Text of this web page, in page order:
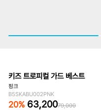
키즈 트로피컬 가드 베스트
핑크
B5SKABU002PNK
20% 63,20079,000